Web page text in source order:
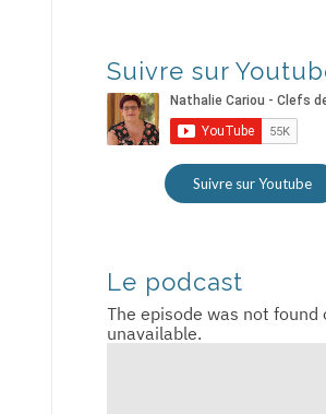
Suivre sur
Suivre sur Youtube
Le podcast